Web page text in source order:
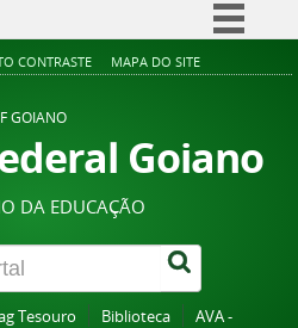
Simplifique!
Acesso à informação
Legislação
Canais
CONTRASTE MAPA DO SITE
GOIANO
Goiano
DA EDUCAÇÃO
Tesouro Biblioteca
AVA -